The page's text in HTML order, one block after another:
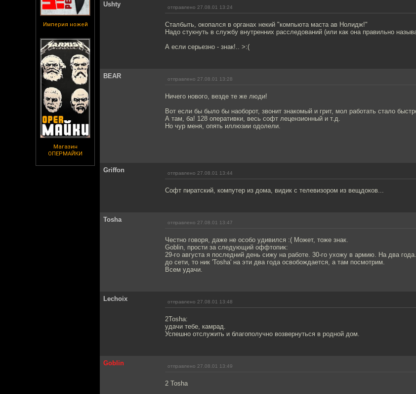
Империя ножей
Магазин
ОПЕРМАЙКИ
Ushty отправлено 27.08.01 13:24
Сталбыть, окопался в органах некий "компьюта маста ав Нолидж!"
Надо стукнуть в службу внутренних расследований (или как она правильно
А если серьезно - знак!.. >:(
BEAR отправлено 27.08.01 13:28
Ничего нового, везде те же люди!
Вот если бы было бы наоборот, звонит знакомый и грит, мол работать стало
А там, ба! 128 оперативки, весь софт лецензионный и т.д.
Но чур меня, опять иллюзии одолели.
Griffon отправлено 27.08.01 13:44
Софт пиратский, компутер из дома, видик с телевизором из вещдоков...
Tosha отправлено 27.08.01 13:47
Честно говоря, даже не особо удивился :( Может, тоже знак.
Goblin, прости за следующий оффтопик:
29-го августа я последний день сижу на работе. 30-го ухожу в армию. На два
до сети, то ник 'Tosha' на эти два года освобождается, а там посмотрим.
Всем удачи.
Lechoix отправлено 27.08.01 13:48
2Tosha:
удачи тебе, камрад.
Успешно отслужить и благополучно возвернуться в родной дом.
Goblin отправлено 27.08.01 13:49
2 Tosha